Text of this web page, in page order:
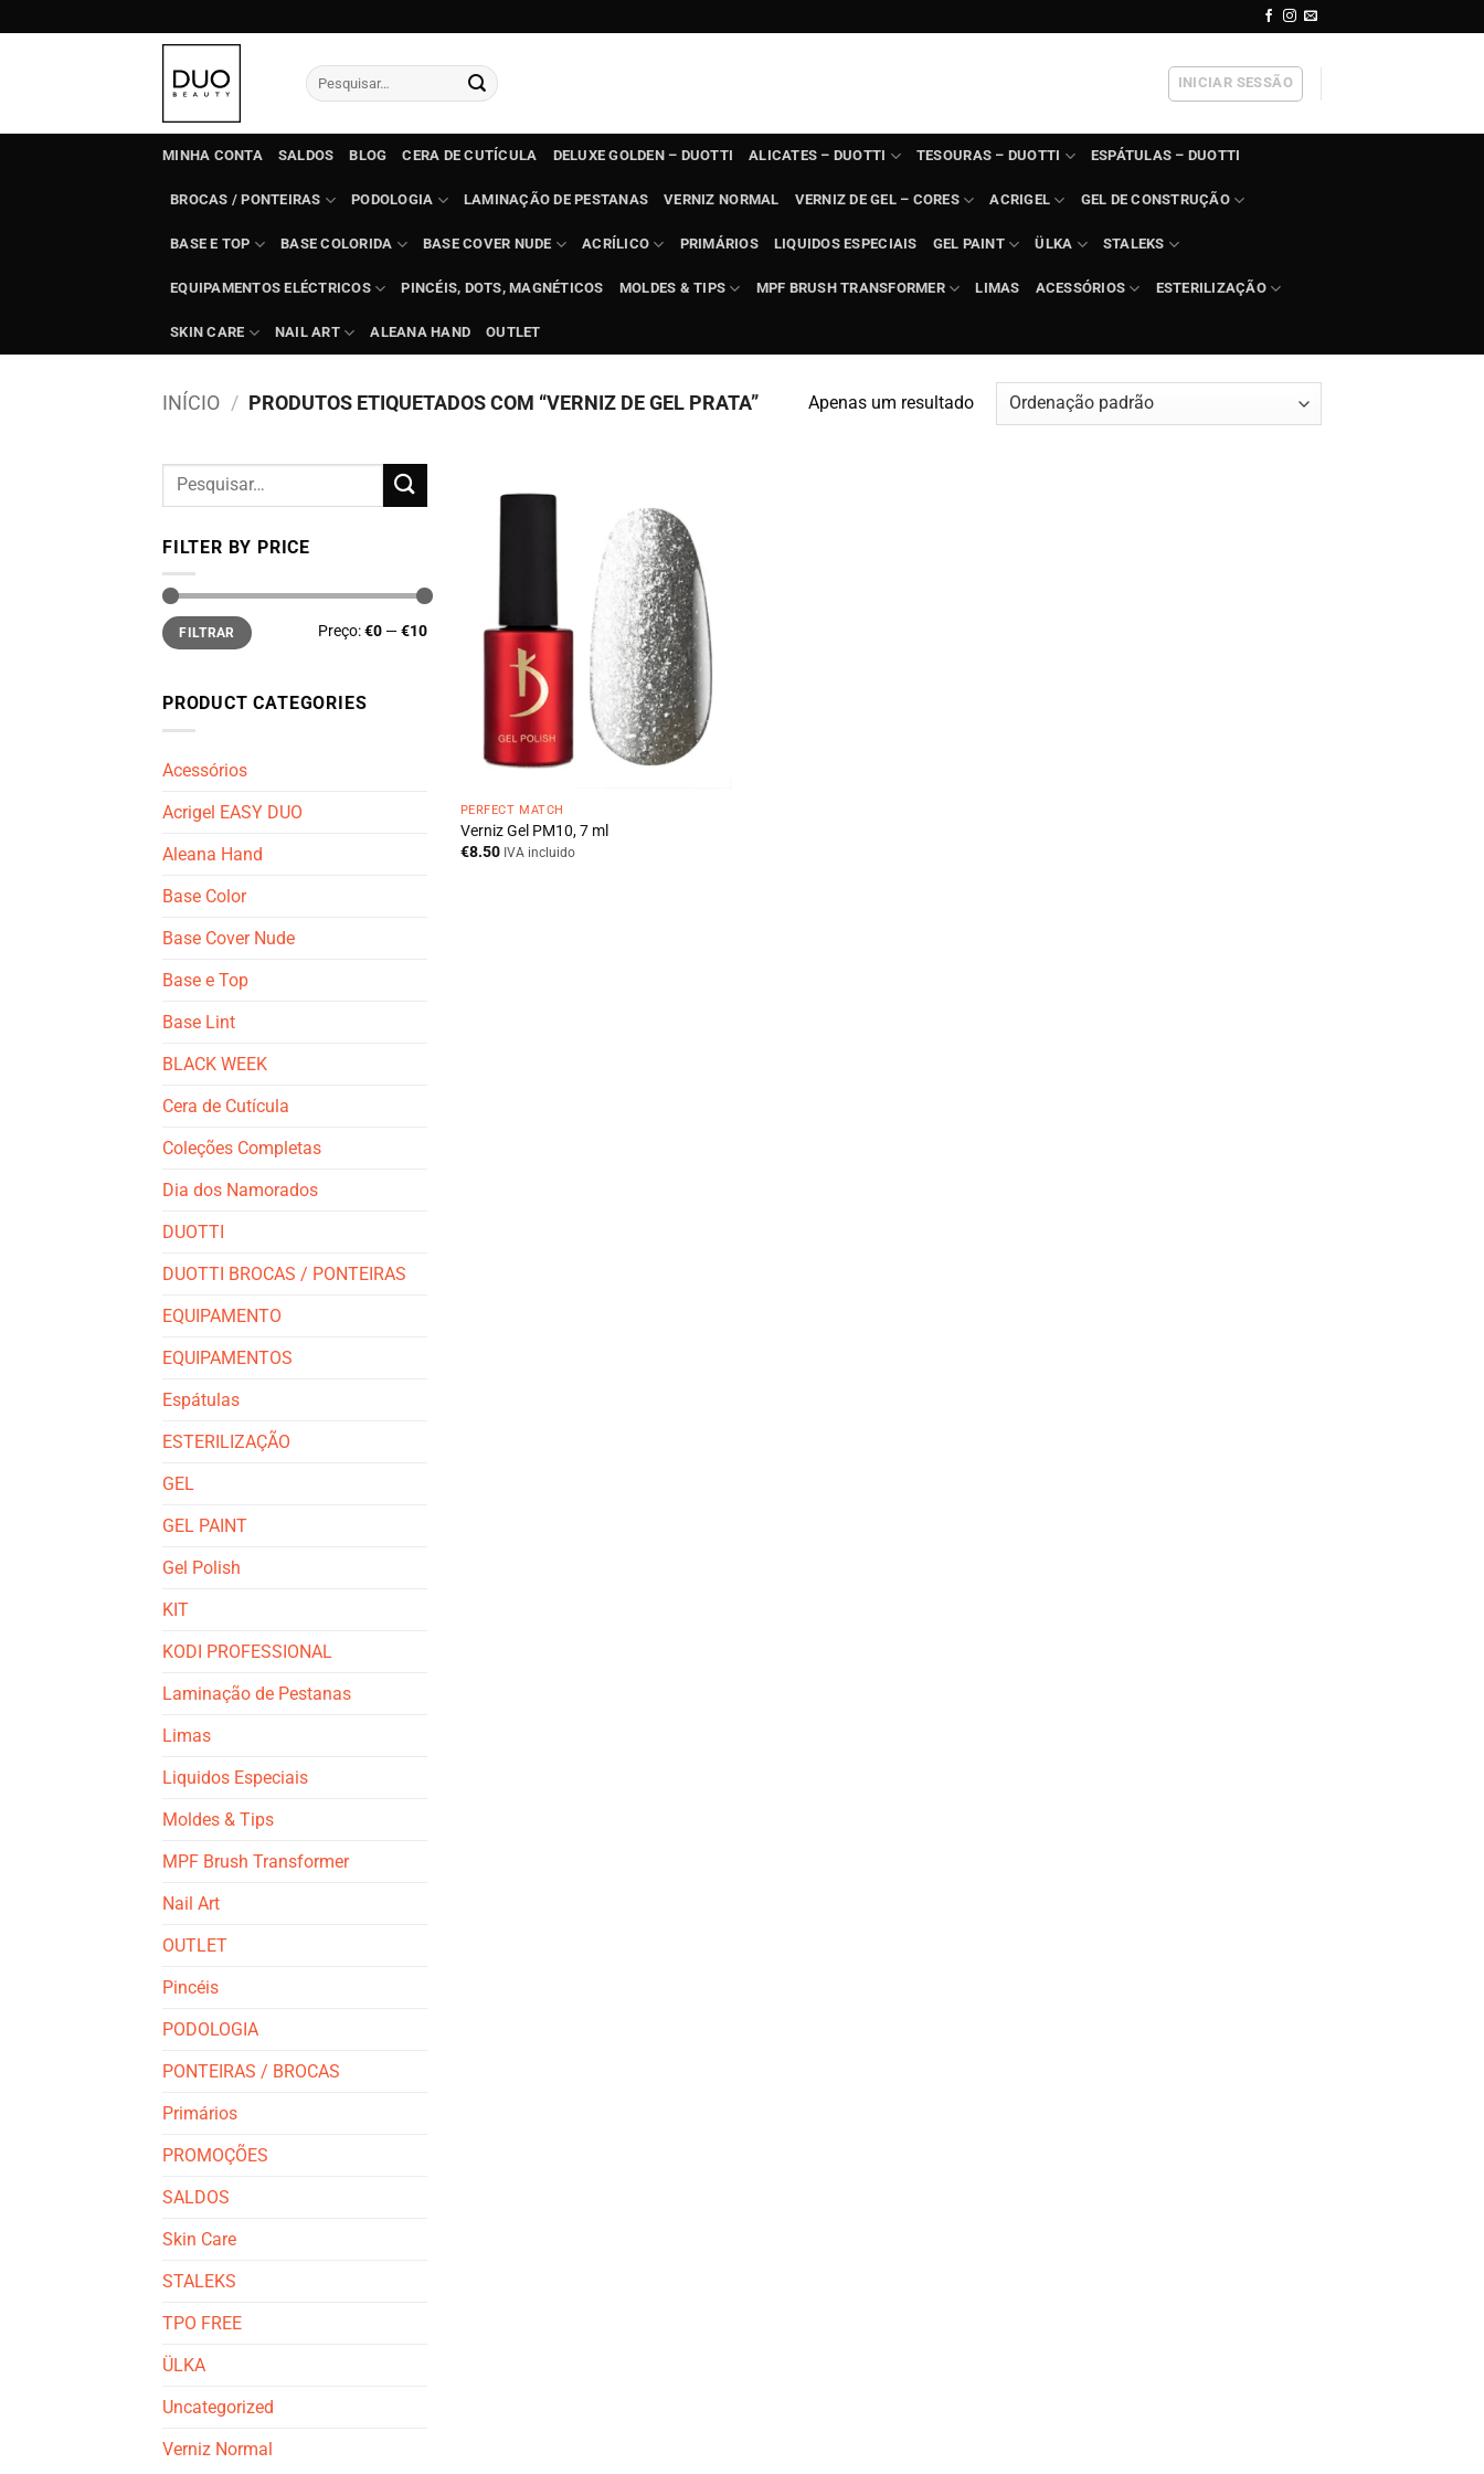
to
Pesquisar
por:
INICIAR SESSÃO
MINHA CONTA SALDOS BLOG CERA DE CUTÍCULA DELUXE GOLDEN – DUOTTI ALICATES – DUOTTI TESOURAS – DUOTTI ESPÁTULAS – DUOTTI
BROCAS / PONTEIRAS PODOLOGIA LAMINAÇÃO DE PESTANAS VERNIZ NORMAL VERNIZ DE GEL – CORES ACRIGEL GEL DE CONSTRUÇÃO
BASE E TOP BASE COLORIDA BASE COVER NUDE ACRÍLICO PRIMÁRIOS LIQUIDOS ESPECIAIS GEL PAINT ÜLKA STALEKS
EQUIPAMENTOS ELÉCTRICOS PINCÉIS, DOTS, MAGNÉTICOS MOLDES & TIPS MPF BRUSH TRANSFORMER LIMAS ACESSÓRIOS ESTERILIZAÇÃO
SKIN CARE NAIL ART ALEANA HAND OUTLET
INÍCIO / PRODUTOS ETIQUETADOS COM “VERNIZ DE GEL PRATA” Apenas um resultado
Pesquisar
FILTER BY PRICE
Preço
mínimo
Preço
máximo
FILTRAR Preço:€0 —€10
PRODUCT CATEGORIES
Acessórios
Acrigel EASY DUO
Aleana Hand
Base Color
Base Cover Nude
Base e Top
Base Lint
BLACK WEEK
Cera de Cutícula
Coleções Completas
Dia dos Namorados
DUOTTI
DUOTTI BROCAS / PONTEIRAS
EQUIPAMENTO
EQUIPAMENTOS
Espátulas
ESTERILIZAÇÃO
GEL
GEL PAINT
Gel Polish
KIT
KODI PROFESSIONAL
Laminação de Pestanas
Limas
Liquidos Especiais
Moldes & Tips
MPF Brush Transformer
Nail Art
OUTLET
Pincéis
PODOLOGIA
PONTEIRAS / BROCAS
Primários
PROMOÇÕES
SALDOS
Skin Care
STALEKS
TPO FREE
ÜLKA
Uncategorized
Verniz Normal
PERFECT MATCH
Verniz Gel PM10, 7 ml
€8.50 IVA incluido